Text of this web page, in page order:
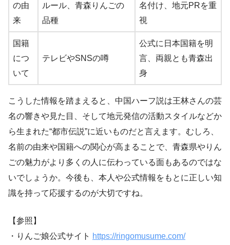
の由
来
ルール、青森りんごの
品種
名付け、地元PRを重
視
国籍
につ
いて
テレビやSNSの噂
公式に日本国籍を明
言、両親とも青森出
身
こうした情報を踏まえると、中国ハーフ説は王林さんの芸
名の響きや見た目、そして地元発信の活動スタイルなどか
ら生まれた“都市伝説”に近いものだと言えます。むしろ、
名前の由来や国籍への関心が高まることで、青森県やりん
ごの魅力がより多くの人に伝わっている面もあるのではな
いでしょうか。今後も、本人や公式情報をもとに正しい知
識を持って応援するのが大切ですね。
【参照】
・りんご娘公式サイト https://ringomusume.com/